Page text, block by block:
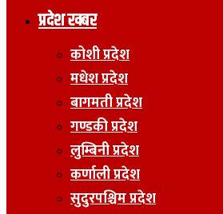
प्रदेश खबर
कोशी प्रदेश
मधेश प्रदेश
बागमती प्रदेश
गण्डकी प्रदेश
लुम्बिनी प्रदेश
कर्णाली प्रदेश
सुदुरपश्चिम प्रदेश